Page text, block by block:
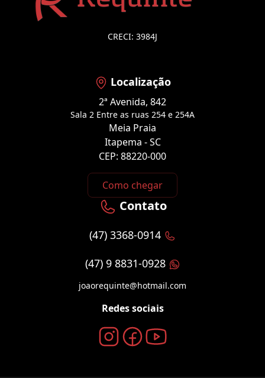
CRECI: 3984J
Localização
2ª Avenida, 842
Sala 2 Entre as ruas 254 e 254A
Meia Praia
Itapema - SC
CEP: 88220-000
Como chegar
Contato
(47) 3368-0914
(47) 9 8831-0928
joaorequinte@hotmail.com
Redes sociais